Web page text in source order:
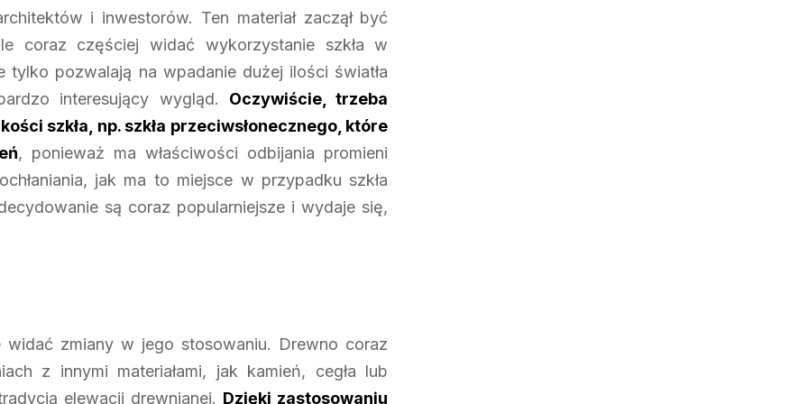
i inwestorów. Ten materiał zaczął być
coraz częściej widać wykorzystanie szkła w
pozwalają na wpadanie dużej ilości światła
interesujący wygląd. Oczywiście, trzeba
szkła, np. szkła przeciwsłonecznego, które
, ponieważ ma właściwości odbijania promieni
jak ma to miejsce w przypadku szkła
są coraz popularniejsze i wydaje się,
zmiany w jego stosowaniu. Drewno coraz
z innymi materiałami, jak kamień, cegła lub
elewacji drewnianej. Dzięki zastosowaniu